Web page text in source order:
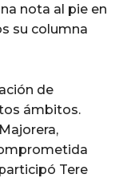
nota al pie en
su columna
de
ámbitos.
Tere